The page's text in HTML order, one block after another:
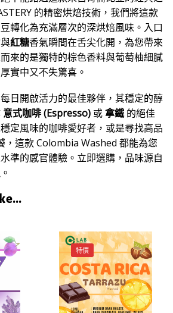
的精密烘焙技術，我們將這款
轉化為充滿層次的深烘焙風味。入口
與紅糖香氣瞬間在舌尖化開，為您帶來
來的是獨特的棕色香料與葡萄柚細膩
實中又不失驚喜。
日開啟活力的最佳夥伴，其穩定的醇
意式咖啡 (Espresso) 或拿鐵的絕佳
定風味的咖啡愛好者，或是尋找高品
，這款 Colombia Washed 都能為您
準的感官體驗。立即選購，品味源自
特價